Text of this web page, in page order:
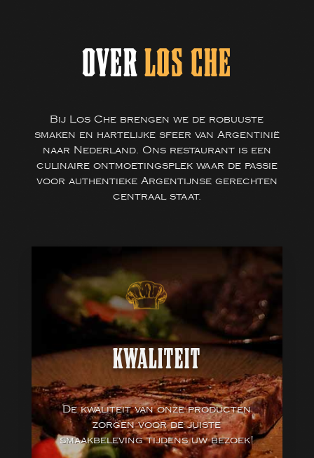
OVERLOS CHE
Bij Los Che brengen we de robuuste
smaken en hartelijke sfeer van Argentinië
naar Nederland. Ons restaurant is een
culinaire ontmoetingsplek waar de passie
voor authentieke Argentijnse gerechten
centraal staat.
KWALITEIT
De kwaliteit van onze producten
zorgen voor de juiste
smaakbeleving tijdens uw bezoek!